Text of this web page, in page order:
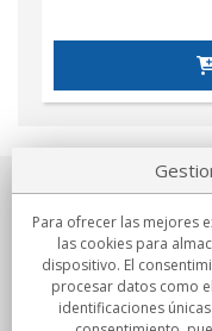
Sobre nosotros
Compromisos
Compras
Para ofrecer las mejores
las cookies para
dispositivo. El
procesar datos como
identificaciones